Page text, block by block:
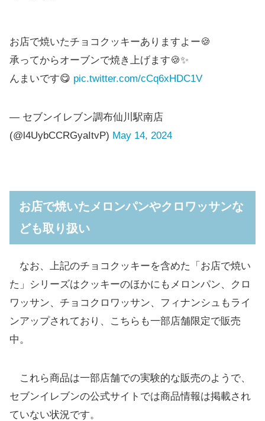
お店で焼いたチョコクッキーありますよー🍪
承ってからオーブンで焼き上げます🍪✨
んまいです😋 pic.twitter.com/cCq6xHDC1V
— セブンイレブン調布仙川駅南店
(@l4UybCCRGyaItvP) May 14, 2024
お店で焼いたメロンパンやクロワッサンな
ども取り扱い
なお、上記のチョコクッキーを含めた「お店で焼い
た」シリーズはクッキーのほかにもメロンパン、クロ
ワッサン、チョコクロワッサン、フィナンシュもライ
ンアップされており、こちらも一部店舗限定で販売
中。
これら商品は一部店舗での実験的な販売のようで、
セブンイレブンの公式サイトでは商品情報は掲載され
ていない状況です。